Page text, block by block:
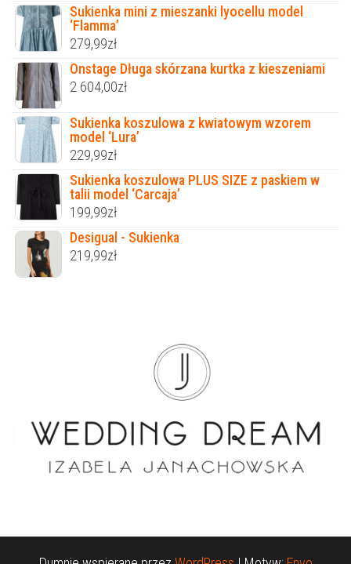
Sukienka mini z mieszanki lyocellu model
‘Flamma’
279,99zł
Onstage Długa skórzana kurtka z kieszeniami
2 604,00zł
Sukienka koszulowa z kwiatowym wzorem
model ‘Lura’
229,99zł
Sukienka koszulowa PLUS SIZE z paskiem w
talii model ‘Carcaja’
199,99zł
Desigual - Sukienka
219,99zł